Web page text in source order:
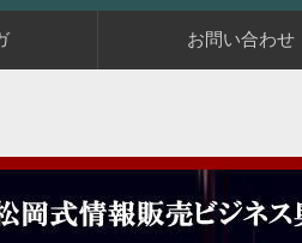
お問い合わせ